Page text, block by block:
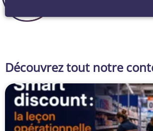
Découvrez tout notre